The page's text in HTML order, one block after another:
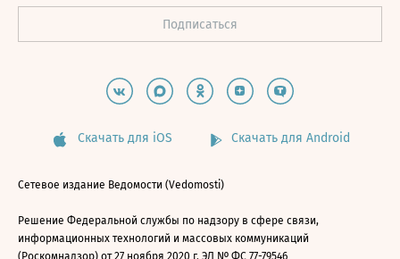
Скачать для iOS Скачать для Android
Сетевое издание Ведомости (Vedomosti)
Решение Федеральной службы по надзору в сфере связи,
информационных технологий и массовых коммуникаций
(Роскомнадзор) от 27 ноября 2020 г. ЭЛ № ФС 77-79546